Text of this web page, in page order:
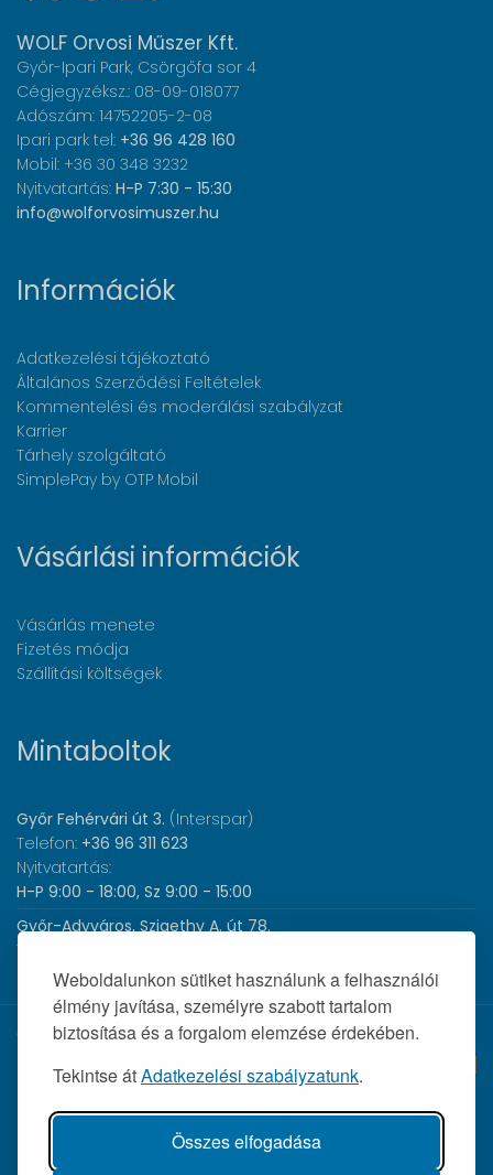
Weboldalunkon sütiket használunk a felhasználói
élmény javítása, személyre szabott tartalom
biztosítása és a forgalom elemzése érdekében.
Tekintse átAdatkezelési szabályzatunk.
Összes elfogadása
WOLF Orvosi Műszer Kft.
Győr-Ipari Park, Csörgőfa sor 4
Cégjegyzéksz.: 08-09-018077
Adószám: 14752205-2-08
Ipari park tel: +36 96 428 160
Mobil: +36 30 348 3232
Nyitvatartás: H-P 7:30 - 15:30
info@wolforvosimuszer.hu
Információk
Adatkezelési tájékoztató
Általános Szerződési Feltételek
Kommentelési és moderálási szabályzat
Karrier
Tárhely szolgáltató
SimplePay by OTP Mobil
Vásárlási információk
Vásárlás menete
Fizetés módja
Szállítási költségek
Mintaboltok
Győr Fehérvári út 3. (Interspar)
Telefon: +36 96 311 623
Nyitvatartás:
H-P 9:00 - 18:00, Sz 9:00 - 15:00
Győr-Adyváros, Szigethy A. út 78.
Telefon:
Nyitvatartás:H-P 8:00 - 17:00
© 2026 Wolf Orvosi Műszer Kft. |